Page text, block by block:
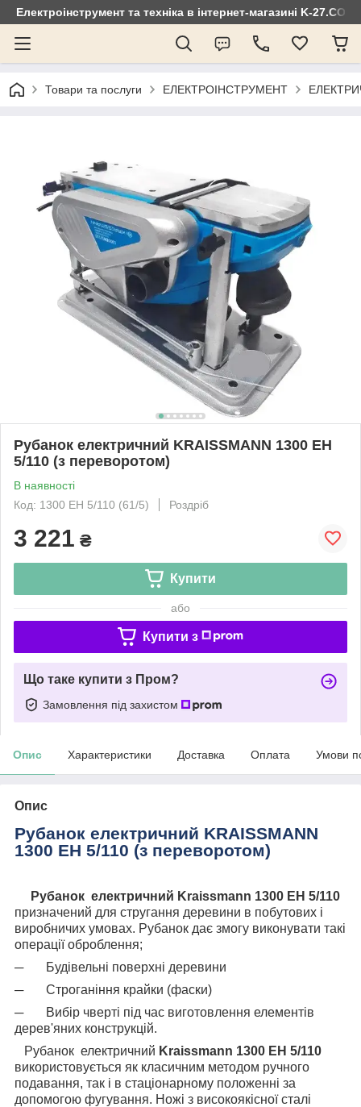
Електроінструмент та техніка в інтернет-магазині K-
Товари та послуги ЕЛЕКТРОІНСТРУМЕНТ
Рубанок електричний KRAISSMANN 1300 EH
5/110 (з переворотом)
В наявності
Код: 1300 EH 5/110 (61/5)
Роздріб
3 221 ₴
Купити
або
Купити з
Що таке купити з Пром?
Замовлення під захистом
Опис Характеристики Доставка Оплата Умови
Опис
Рубанок електричний KRAISSMANN
1300 EH 5/110 (з переворотом)
Рубанок електричний Kraissmann 1300 EH 5/110
призначений для стругання деревини в побутових і
виробничих умовах. Рубанок дає змогу виконувати такі
операції оброблення;
─
Будівельні поверхні деревини
─
Строганіння крайки (фаски)
─
Вибір чверті під час виготовлення елементів
дерев'яних конструкцій.
Рубанок електричний Kraissmann 1300 EH 5/110
використовується як класичним методом ручного
подавання, так і в стаціонарному положенні за
допомогою фугування. Ножі з високоякісної сталі